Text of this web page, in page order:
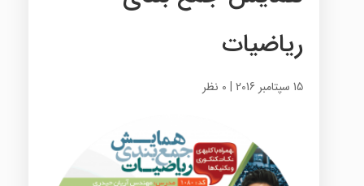
ریاضیات
15 سپتامبر 2016 | 0 نظر